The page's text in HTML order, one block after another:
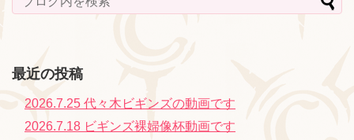
最近の投稿
2026.7.25 代々木ビギンズの動画です
2026.7.18 ビギンズ裸婦像杯動画です